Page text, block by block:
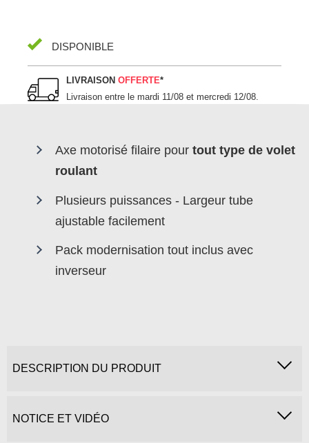
DISPONIBLE
LIVRAISONOFFERTE*
Livraison entre lemardi 11/08 et mercredi 12/08.
Axe motorisé filaire pour tout type de volet
roulant
Plusieurs puissances - Largeur tube
ajustable facilement
Pack modernisation tout inclus avec
inverseur
DESCRIPTION DU PRODUIT
NOTICE ET VIDÉO